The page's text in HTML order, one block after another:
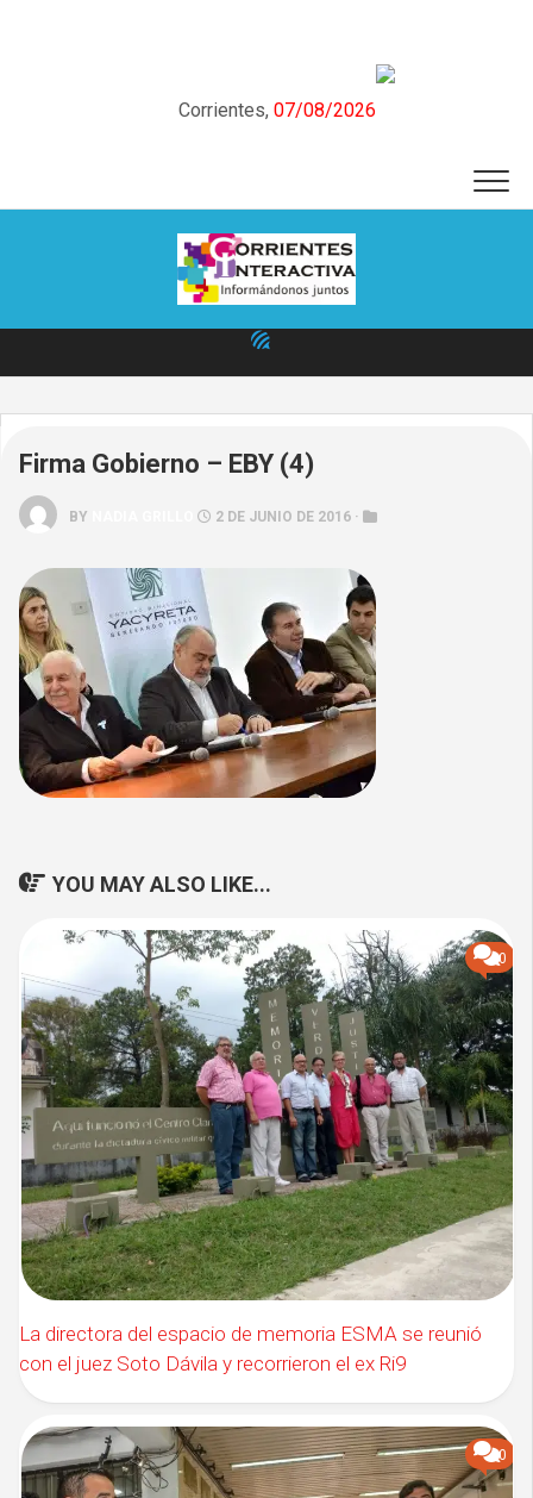
Corrientes, 07/08/2026
Firma Gobierno – EBY (4)
BY 2 DE JUNIO DE 2016 ·
YOU MAY ALSO LIKE...
0
La directora del espacio de memoria ESMA se reunió
con el juez Soto Dávila y recorrieron el ex Ri9
0